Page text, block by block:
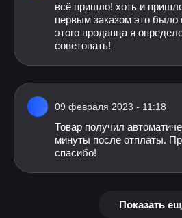
всё пришло! хоть и
первым заказом это было
этого продавца я
советовать!
09 февраля 2023 - 11:18
Товар получил
минуты после отплаты.
спасибо!
Показать